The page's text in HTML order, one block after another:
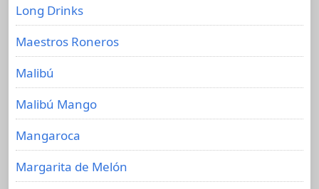
Long Drinks
Maestros Roneros
Malibú
Malibú Mango
Mangaroca
Margarita de Melón